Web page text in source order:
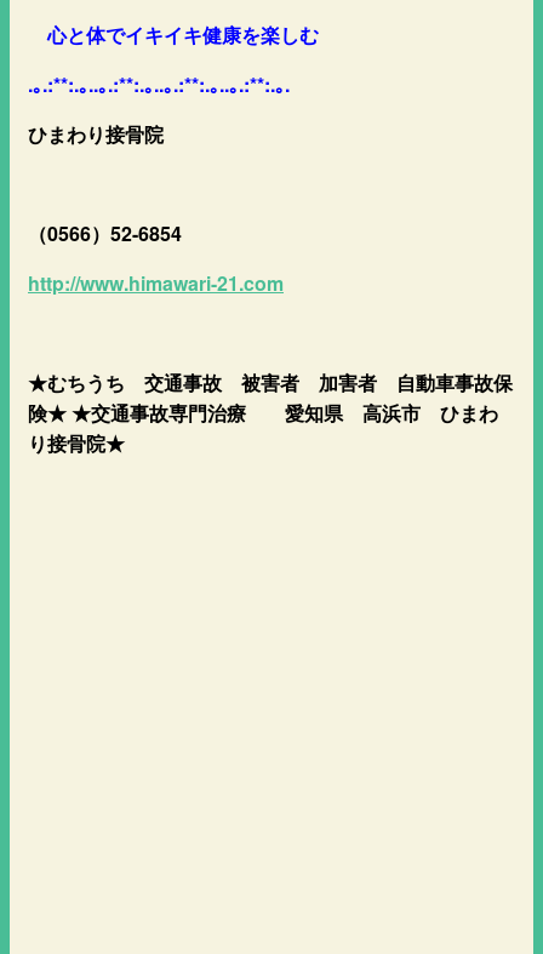
心と体でイキイキ健康を楽しむ
.｡.:**:.｡..｡.:**:.｡..｡.:**:.｡..｡.:**:.｡.
ひまわり接骨院
（0566）52-6854
http://www.himawari-21.com
★むちうち 交通事故 被害者 加害者 自動車事故保
険★ ★交通事故専門治療 愛知県 高浜市 ひまわ
り接骨院★